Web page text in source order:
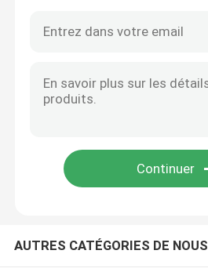
AUTRES CATÉGORIES DE NOUS